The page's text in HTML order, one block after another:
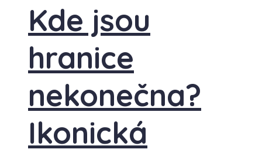
Kde jsou
hranice
nekonečna?
Ikonická